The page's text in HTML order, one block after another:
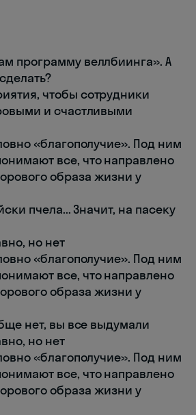
программу веллбиинга». А
чтобы сотрудники
и счастливыми
«благополучие». Под ним
все, что направлено
образа жизни у
пчела... Значит, на пасеку
но нет
«благополучие». Под ним
все, что направлено
образа жизни у
нет, вы все выдумали
но нет
«благополучие». Под ним
все, что направлено
образа жизни у